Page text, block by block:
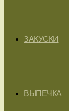
ЗАКУСКИ
ВЫПЕЧКА